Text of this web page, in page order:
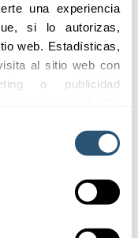
una experiencia
si lo autorizas,
web. Estadísticas,
al sitio web con
o publicidad
y medir su
la Política de